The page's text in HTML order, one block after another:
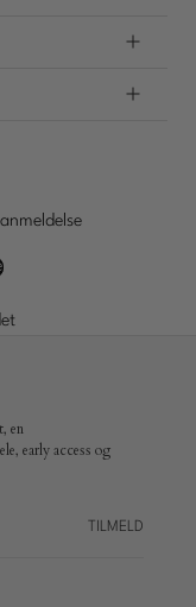
en
early access og
TILMELD